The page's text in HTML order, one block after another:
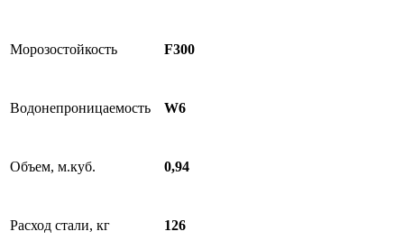
Морозостойкость F300
Водонепроницаемость W6
Объем, м.куб. 0,94
Расход стали, кг 126